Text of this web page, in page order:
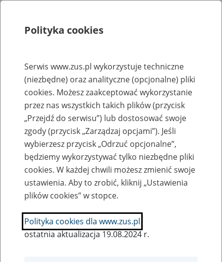
Rejestry, ewidencje i archiwa
Baza zlikwidowanych lub
przekształconych zakładów pracy
Nazwa zakładu pracy:
SZUKAJ
Polityka cookies
Serwis www.zus.pl wykorzystuje techniczne
(niezbędne) oraz analityczne (opcjonalne) pliki
cookies. Możesz zaakceptować wykorzystanie
przez nas wszystkich takich plików (przycisk
„Przejdź do serwisu”) lub dostosować swoje
zgody (przycisk „Zarządzaj opcjami”). Jeśli
wybierzesz przycisk „Odrzuć opcjonalne”,
będziemy wykorzystywać tylko niezbędne pliki
cookies. W każdej chwili możesz zmienić swoje
ustawienia. Aby to zrobić, kliknij „Ustawienia
plików cookies” w stopce.
Polityka cookies dla www.zus.pl
ostatnia aktualizacja 19.08.2024 r.